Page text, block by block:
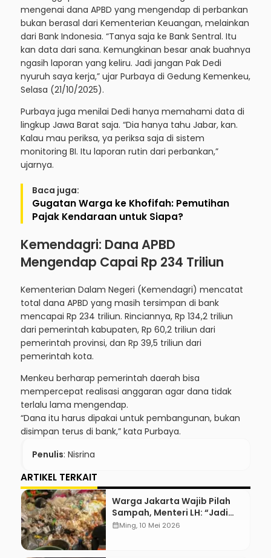
mengenai dana APBD yang mengendap di perbankan
bukan berasal dari Kementerian Keuangan, melainkan
dari Bank Indonesia. “Tanya saja ke Bank Sentral. Itu
kan data dari sana. Kemungkinan besar anak buahnya
ngasih laporan yang keliru. Jadi jangan Pak Dedi
nyuruh saya kerja,” ujar Purbaya di Gedung Kemenkeu,
Selasa (21/10/2025).
Purbaya juga menilai Dedi hanya memahami data di
lingkup Jawa Barat saja. “Dia hanya tahu Jabar, kan.
Kalau mau periksa, ya periksa saja di sistem
monitoring BI. Itu laporan rutin dari perbankan,”
ujarnya.
Baca juga:
Gugatan Warga ke Khofifah: Pemutihan
Pajak Kendaraan untuk Siapa?
Kemendagri: Dana APBD
Mengendap Capai Rp 234 Triliun
Kementerian Dalam Negeri (Kemendagri) mencatat
total dana APBD yang masih tersimpan di bank
mencapai Rp 234 triliun. Rinciannya, Rp 134,2 triliun
dari pemerintah kabupaten, Rp 60,2 triliun dari
pemerintah provinsi, dan Rp 39,5 triliun dari
pemerintah kota.
Menkeu berharap pemerintah daerah bisa
mempercepat realisasi anggaran agar dana tidak
terlalu lama mengendap.
“Dana itu harus dipakai untuk pembangunan, bukan
disimpan terus di bank,” kata Purbaya.
Penulis: Nisrina
ARTIKEL TERKAIT
Warga Jakarta Wajib Pilah
Sampah, Menteri LH: “Jadi
Contoh Nih”
calendar_monthMing, 10 Mei 2026